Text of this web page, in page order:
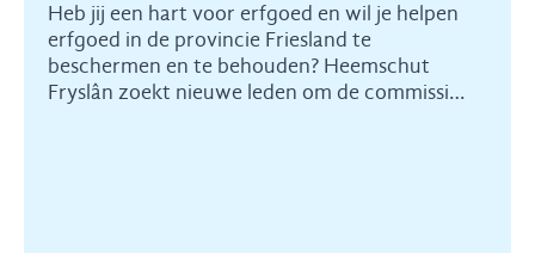
Heb jij een hart voor erfgoed en wil je helpen
erfgoed in de provincie Friesland te
beschermen en te behouden? Heemschut
Fryslân zoekt nieuwe leden om de commissie